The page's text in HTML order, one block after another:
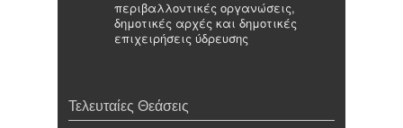
περιβαλλοντικές οργανώσεις,
δημοτικές αρχές και δημοτικές
επιχειρήσεις ύδρευσης
Τελευταίες Θεάσεις